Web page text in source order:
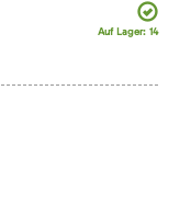
Auf Lager: 14